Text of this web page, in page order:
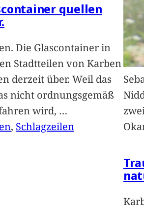
quellen
Die Glascontainer in
Stadtteilen von Karben
derzeit über. Weil das
nicht ordnungsgemäß
wird, …
, Schlagzeilen